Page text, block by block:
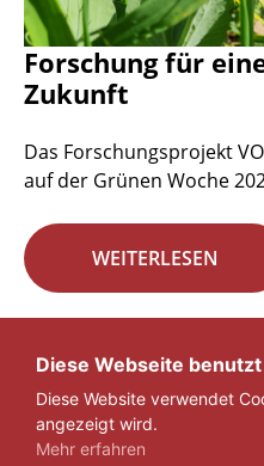
Forschung für
Zukunft
Das Forschungsprojekt
auf der Grünen Woche
WEITERLESEN
1 2 3 ... 29 »
Diese Webseite
Diese Website verwendet
angezeigt wird.
Mehr erfahren